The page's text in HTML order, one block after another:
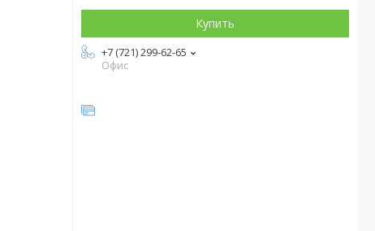
Купить
+7 (721) 299-62-65
Офис